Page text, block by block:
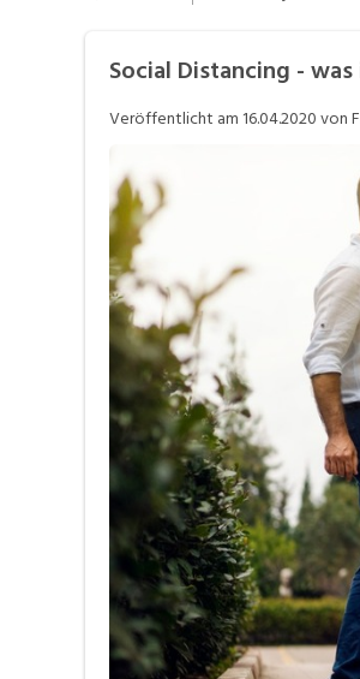
Berufsbilder
Job-Coach
Social Distancing -
Veröffentlicht am 16.04.2020von